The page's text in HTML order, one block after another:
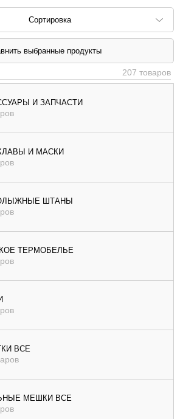
Сортировка
по: наименованию (
), цене (
|
|
207 товаров
И ЗАПЧАСТИ
И МАСКИ
ШТАНЫ
ТЕРМОБЕЛЬЕ
ВСЕ
МЕШКИ ВСЕ